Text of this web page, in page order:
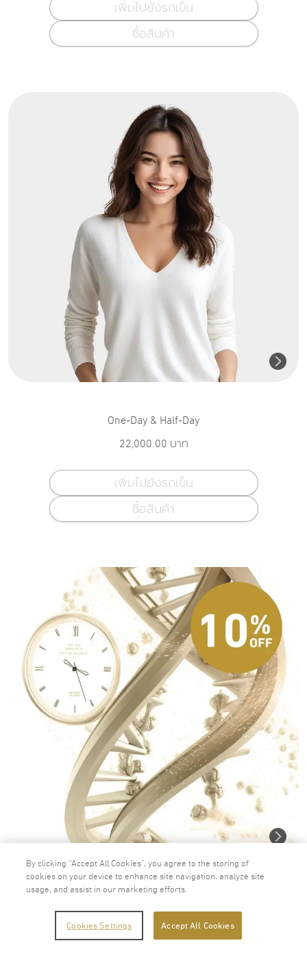
เพิ่มไปยังรถเข็น
ซื้อสินค้า
One-Day & Half-Day
22,000.00 บาท
เพิ่มไปยังรถเข็น
ซื้อสินค้า
DunedinPACE Epigenetic Clock
29,700.00 บาท
By clicking “Accept All Cookies”, you agree to the storing of
cookies on your device to enhance site navigation, analyze site
usage, and assist in our marketing efforts.
Cookies Settings Accept All Cookies